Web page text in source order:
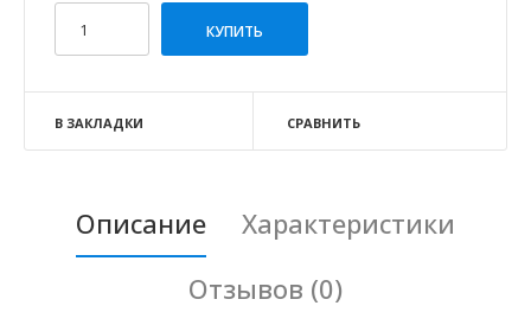
В ЗАКЛАДКИ СРАВНИТЬ
Описание
Характеристики
Отзывов (0)